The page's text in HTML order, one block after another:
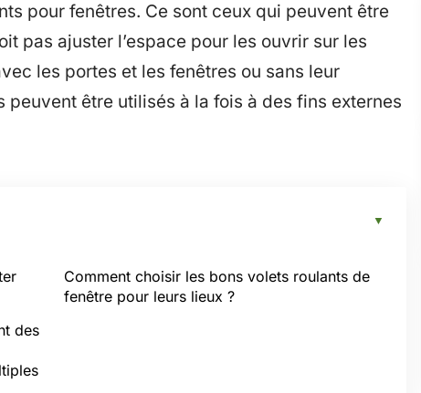
pour fenêtres. Ce sont ceux qui peuvent être
pas ajuster l’espace pour les ouvrir sur les
les portes et les fenêtres ou sans leur
être utilisés à la fois à des fins externes
des
Comment choisir les bons volets roulants de
fenêtre pour leurs lieux ?